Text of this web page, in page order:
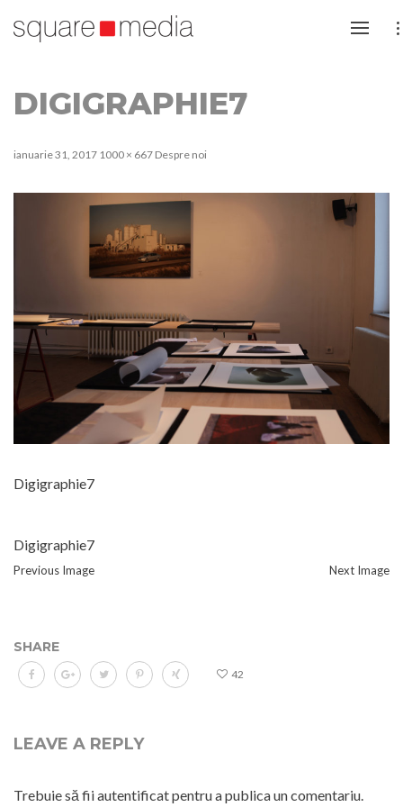
DIGIGRAPHIE7
ianuarie 31, 2017 1000 × 667 Despre noi
Digigraphie7
Digigraphie7
Previous Image Next Image
SHARE
42
LEAVE A REPLY
Trebuie să fiiautentificatpentru a publica un comentariu.